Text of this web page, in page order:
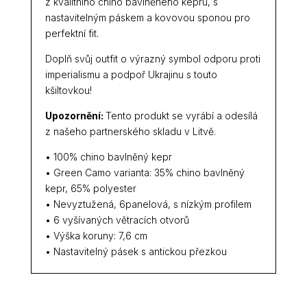
nastavitelným páskem a kovovou sponou pro
perfektní fit.
Doplň svůj outfit o výrazný symbol odporu proti
imperialismu a podpoř Ukrajinu s touto
kšiltovkou!
Upozornění: Tento produkt se vyrábí a odesílá
z našeho partnerského skladu v Litvě.
• 100% chino bavlněný kepr
• Green Camo varianta: 35% chino bavlněný
kepr, 65% polyester
• Nevyztužená, 6panelová, s nízkým profilem
• 6 vyšívaných větracích otvorů
• Výška koruny: 7,6 cm
• Nastavitelný pásek s antickou přezkou